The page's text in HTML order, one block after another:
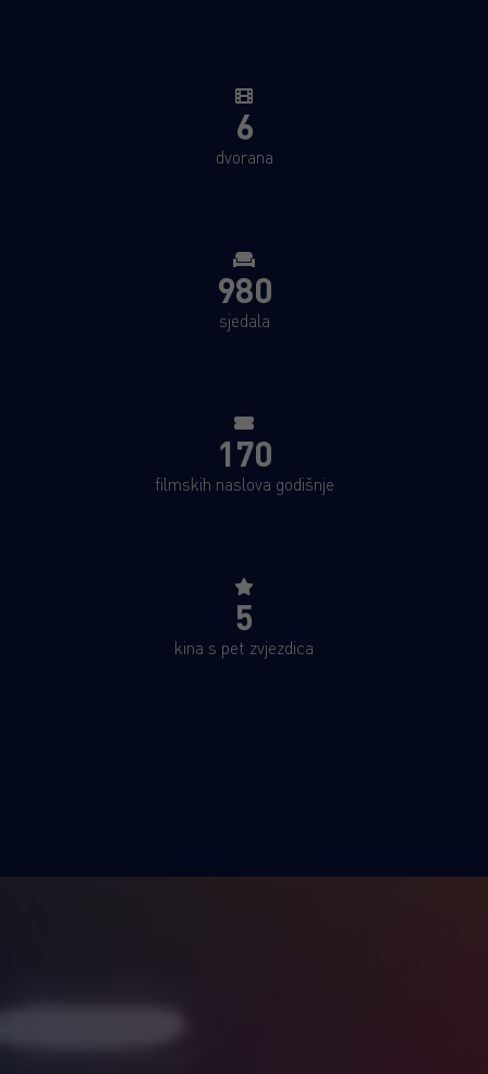
6
dvorana
980
sjedala
170
filmskih naslova godišnje
5
kina s pet zvjezdica